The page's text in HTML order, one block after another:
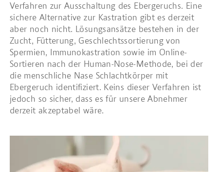
Verfahren zur Ausschaltung des Ebergeruchs. Eine
sichere Alternative zur Kastration gibt es derzeit
aber noch nicht. Lösungsansätze bestehen in der
Zucht, Fütterung, Geschlechtssortierung von
Spermien, Immunokastration sowie im Online-
Sortieren nach der Human-Nose-Methode, bei der
die menschliche Nase Schlachtkörper mit
Ebergeruch identifiziert. Keins dieser Verfahren ist
jedoch so sicher, dass es für unsere Abnehmer
derzeit akzeptabel wäre.
Read more about Schwanzkupieren